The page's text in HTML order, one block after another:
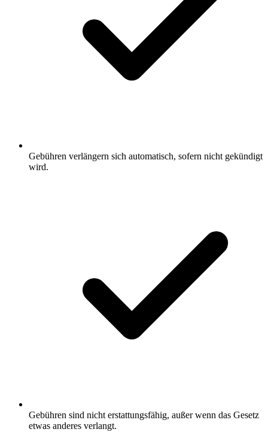
Gebühren verlängern sich automatisch, sofern nicht gekündigt
wird.
Gebühren sind nicht erstattungsfähig, außer wenn das Gesetz
etwas anderes verlangt.